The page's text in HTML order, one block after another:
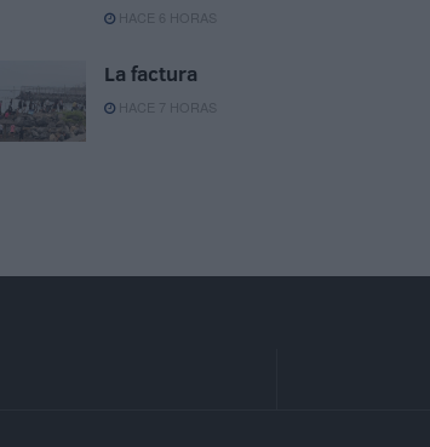
HACE 6 HORAS
La factura
HACE 7 HORAS